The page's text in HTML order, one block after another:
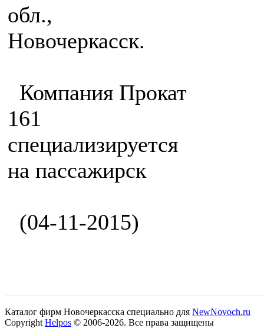
обл.,
Новочеркасск.
Компания Прокат
161
специализируется
на пассажирск
(04-11-2015)
Каталог фирм Новочеркасска специально для NewNovoch.ru
Copyright Helpos © 2006-2026. Все права защищены